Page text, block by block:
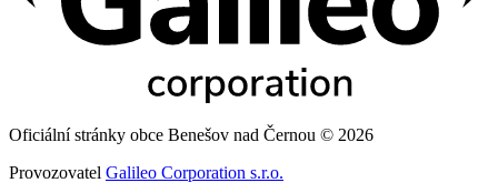
Oficiální stránky obce Benešov nad Černou © 2026
Provozovatel Galileo Corporation s.r.o.